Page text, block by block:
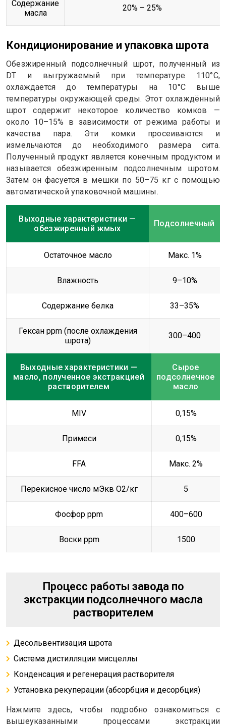
Содержание
масла
20% – 25%
Кондиционирование и упаковка шрота
Обезжиренный подсолнечный шрот, полученный из
DT и выгружаемый при температуре 110°C,
охлаждается до температуры на 10°C выше
температуры окружающей среды. Этот охлаждённый
шрот содержит некоторое количество комков —
около 10–15% в зависимости от режима работы и
качества пара. Эти комки просеиваются и
измельчаются до необходимого размера сита.
Полученный продукт является конечным продуктом и
называется обезжиренным подсолнечным шротом.
Затем он фасуется в мешки по 50–75 кг с помощью
автоматической упаковочной машины.
Выходные характеристики —
обезжиренный жмых
Подсолнечный
Остаточное масло Макс. 1%
Влажность 9–10%
Содержание белка 33–35%
Гексан ppm (после охлаждения
шрота)
300–400
Выходные характеристики —
масло, полученное экстракцией
растворителем
Сырое
подсолнечное
масло
MIV 0,15%
Примеси 0,15%
FFA Макс. 2%
Перекисное число мЭкв O2/кг 5
Фосфор ppm 400–600
Воски ppm 1500
Процесс работы завода по
экстракции подсолнечного масла
растворителем
Десольвентизация шрота
Система дистилляции мисцеллы
Конденсация и регенерация растворителя
Установка рекуперации (абсорбция и десорбция)
Нажмите здесь, чтобы подробно ознакомиться с
вышеуказанными процессами экстракции